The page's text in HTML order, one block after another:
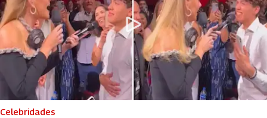
Celebridades